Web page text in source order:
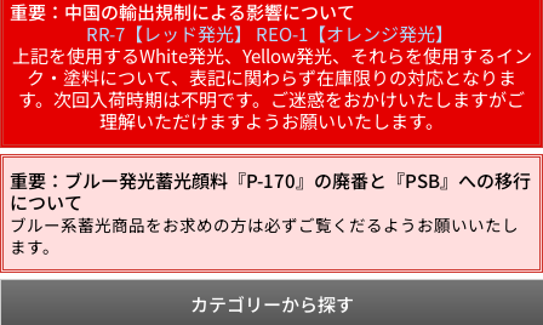
重要：中国の輸出規制による影響について
RR-7【レッド発光】
REO-1【オレンジ発光】
上記を使用するWhite発光、Yellow発光、それらを使用するイン
ク・塗料について、表記に関わらず在庫限りの対応となりま
す。次回入荷時期は不明です。ご迷惑をおかけいたしますがご
理解いただけますようお願いいたします。
重要：ブルー発光蓄光顔料『P-170』の廃番と『PSB』への移行
について
ブルー系蓄光商品をお求めの方は必ずご覧くだるようお願いいたし
ます。
カテゴリーから探す